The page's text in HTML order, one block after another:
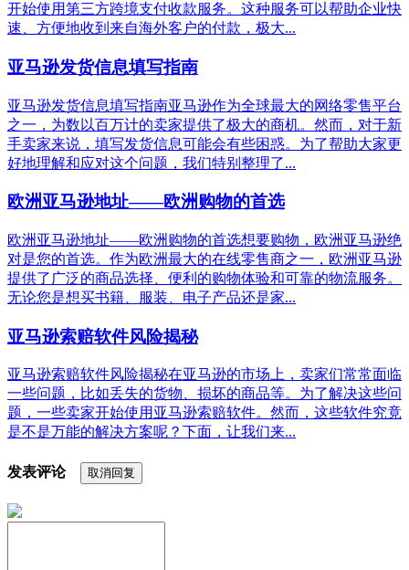
开始使用第三方跨境支付收款服务。这种服务可以帮助企业快
速、方便地收到来自海外客户的付款，极大...
亚马逊发货信息填写指南
亚马逊发货信息填写指南亚马逊作为全球最大的网络零售平台
之一，为数以百万计的卖家提供了极大的商机。然而，对于新
手卖家来说，填写发货信息可能会有些困惑。为了帮助大家更
好地理解和应对这个问题，我们特别整理了...
欧洲亚马逊地址——欧洲购物的首选
欧洲亚马逊地址——欧洲购物的首选想要购物，欧洲亚马逊绝
对是您的首选。作为欧洲最大的在线零售商之一，欧洲亚马逊
提供了广泛的商品选择、便利的购物体验和可靠的物流服务。
无论您是想买书籍、服装、电子产品还是家...
亚马逊索赔软件风险揭秘
亚马逊索赔软件风险揭秘在亚马逊的市场上，卖家们常常面临
一些问题，比如丢失的货物、损坏的商品等。为了解决这些问
题，一些卖家开始使用亚马逊索赔软件。然而，这些软件究竟
是不是万能的解决方案呢？下面，让我们来...
发表评论 取消回复